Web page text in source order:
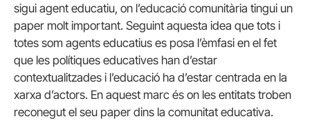
sigui agent educatiu, on l’educació comunitària tingui un
paper molt important. Seguint aquesta idea que tots i
totes som agents educatius es posa l’èmfasi en el fet
que les polítiques educatives han d’estar
contextualitzades i l’educació ha d’estar centrada en la
xarxa d’actors. En aquest marc és on les entitats troben
reconegut el seu paper dins la comunitat educativa.